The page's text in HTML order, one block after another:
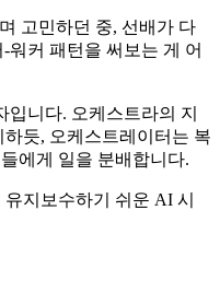
고민하던 중, 선배가 다
커 패턴을 써보는 게 어
입니다. 오케스트라의 지
듯, 오케스트레이터는 복
에게 일을 분배합니다.
지보수하기 쉬운 AI 시